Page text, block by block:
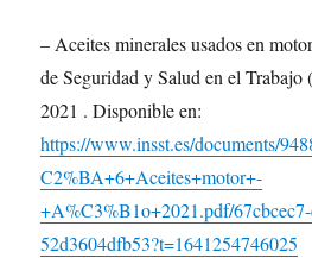
– Aceites minerales usados en
de Seguridad y Salud en el
2021 . Disponible en:
https://www.insst.es/documents/
C2%BA+6+Aceites+motor+-
+A%C3%B1o+2021.pdf/
52d3604dfb53?t=1641254746025